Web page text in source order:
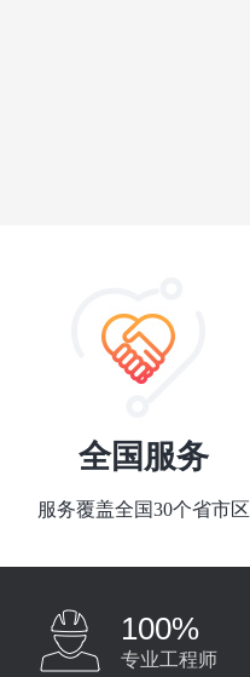
全国服务
服务覆盖全国30个省市区
100%
专业工程师